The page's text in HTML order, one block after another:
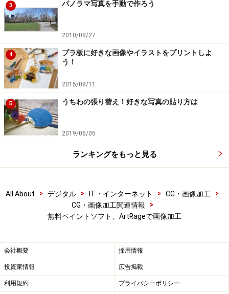
3 パノラマ写真を手動で作ろう
2010/08/27
4
プラ板に好きな画像やイラストをプリントしよ
う！
2015/08/11
5 うちわの張り替え！好きな写真の貼り方は
2019/06/05
ランキングをもっと見る
All About > デジタル > IT・インターネット > CG・画像加工
>
CG・画像加工関連情報
>
無料ペイントソフト、ArtRageで画像加工
会社概要 採用情報
投資家情報 広告掲載
利用規約 プライバシーポリシー